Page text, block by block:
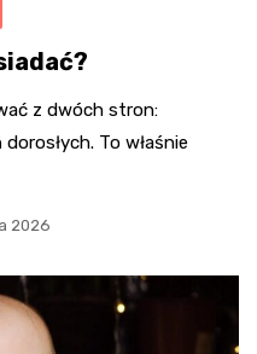
z dwóch stron:
To właśnie
2026